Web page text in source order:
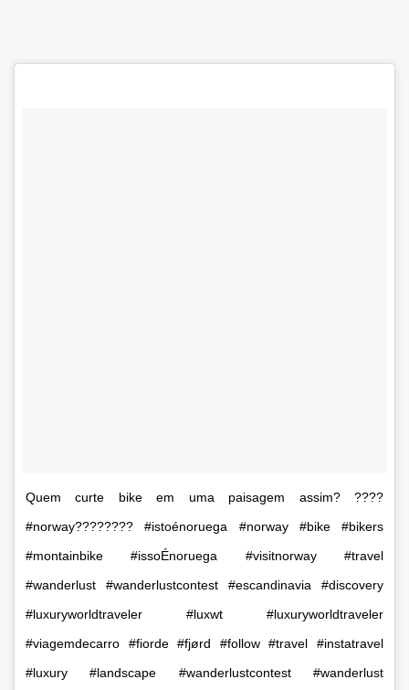
Quem curte bike em uma paisagem assim? ????
#norway???????? #istoénoruega #norway #bike #bikers
#montainbike #issoÉnoruega #visitnorway #travel
#wanderlust #wanderlustcontest #escandinavia #discovery
#luxuryworldtraveler #luxwt #luxuryworldtraveler
#viagemdecarro #fiorde #fjørd #follow #travel #instatravel
#luxury #landscape #wanderlustcontest #wanderlust